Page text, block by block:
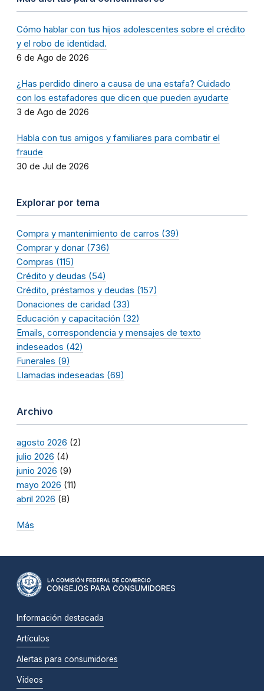
Cómo hablar con tus hijos adolescentes sobre el crédito
y el robo de identidad.
6 de Ago de 2026
¿Has perdido dinero a causa de una estafa? Cuidado
con los estafadores que dicen que pueden ayudarte
3 de Ago de 2026
Habla con tus amigos y familiares para combatir el
fraude
30 de Jul de 2026
Explorar por tema
Compra y mantenimiento de carros (39)
Comprar y donar (736)
Compras (115)
Crédito y deudas (54)
Crédito, préstamos y deudas (157)
Donaciones de caridad (33)
Educación y capacitación (32)
Emails, correspondencia y mensajes de texto
indeseados (42)
Funerales (9)
Llamadas indeseadas (69)
Archivo
agosto 2026 (2)
julio 2026 (4)
junio 2026 (9)
mayo 2026 (11)
abril 2026 (8)
Más
Información destacada
Artículos
Alertas para consumidores
Videos